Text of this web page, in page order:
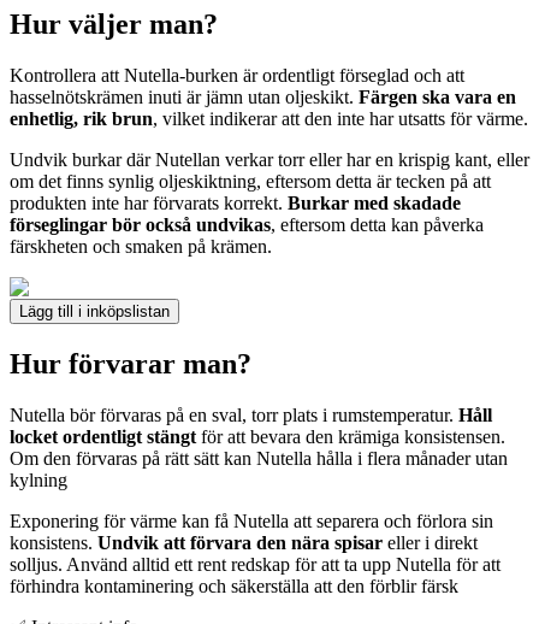
Hur väljer man?
Kontrollera att Nutella-burken är ordentligt förseglad och att
hasselnötskrämen inuti är jämn utan oljeskikt. Färgen ska vara en
enhetlig, rik brun, vilket indikerar att den inte har utsatts för värme.
Undvik burkar där Nutellan verkar torr eller har en krispig kant, eller
om det finns synlig oljeskiktning, eftersom detta är tecken på att
produkten inte har förvarats korrekt. Burkar med skadade
förseglingar bör också undvikas, eftersom detta kan påverka
färskheten och smaken på krämen.
Lägg till i inköpslistan
Hur förvarar man?
Nutella bör förvaras på en sval, torr plats i rumstemperatur. Håll
locket ordentligt stängt för att bevara den krämiga konsistensen.
Om den förvaras på rätt sätt kan Nutella hålla i flera månader utan
kylning
Exponering för värme kan få Nutella att separera och förlora sin
konsistens. Undvik att förvara den nära spisar eller i direkt
solljus. Använd alltid ett rent redskap för att ta upp Nutella för att
förhindra kontaminering och säkerställa att den förblir färsk